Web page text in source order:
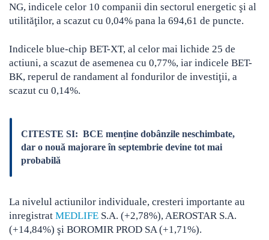
NG, indicele celor 10 companii din sectorul energetic şi al
utilităţilor, a scazut cu 0,04% pana la 694,61 de puncte.
Indicele blue-chip BET-XT, al celor mai lichide 25 de
actiuni, a scazut de asemenea cu 0,77%, iar indicele BET-
BK, reperul de randament al fondurilor de investiţii, a
scazut cu 0,14%.
CITESTE SI: BCE menține dobânzile neschimbate,
dar o nouă majorare în septembrie devine tot mai
probabilă
La nivelul actiunilor individuale, cresteri importante au
inregistrat MEDLIFE S.A. (+2,78%), AEROSTAR S.A.
(+14,84%) şi BOROMIR PROD SA (+1,71%).